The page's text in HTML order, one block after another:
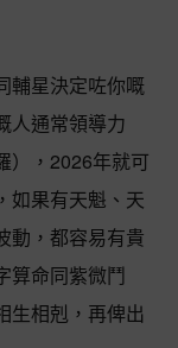
輔星決定咗你嘅
人通常領導力
），2026年就可
如果有天魁、天
動，都容易有貴
算命同紫微鬥
生相剋，再俾出